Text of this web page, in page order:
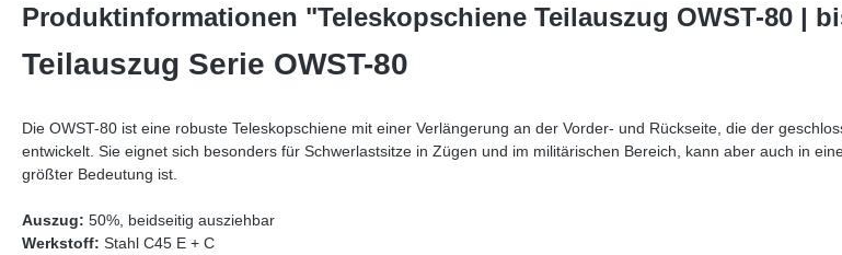
Produktinformationen "Teleskopschiene Teilauszug OWST-80 |
Teilauszug Serie OWST-80
Die OWST-80 ist eine robuste Teleskopschiene mit einer Verlängerung an der Vorder- und Rückseite, die der
entwickelt. Sie eignet sich besonders für Schwerlastsitze in Zügen und im militärischen Bereich, kann aber auch in
größter Bedeutung ist.
Auszug: 50%, beidseitig ausziehbar
Werkstoff: Stahl C45 E + C